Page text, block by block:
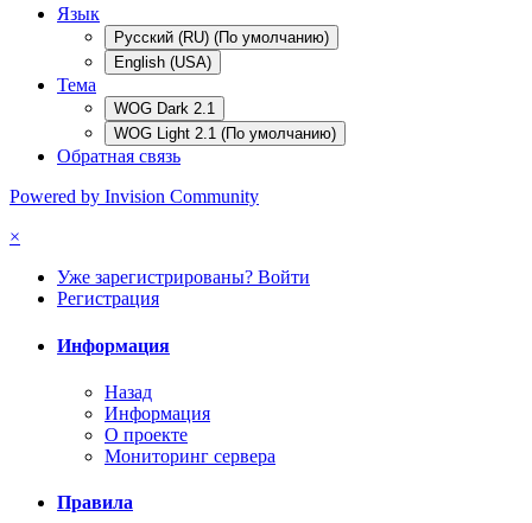
Язык
Русский (RU) (По умолчанию)
English (USA)
Тема
WOG Dark 2.1
WOG Light 2.1 (По умолчанию)
Обратная связь
Powered by Invision Community
×
Уже зарегистрированы? Войти
Регистрация
Информация
Назад
Информация
О проекте
Мониторинг сервера
Правила